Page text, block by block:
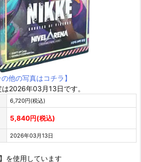
の他の写真はコチラ】
2026年03月13日です。
6,720円(税込)
5,840円(税込)
2026年03月13日
を使用しています